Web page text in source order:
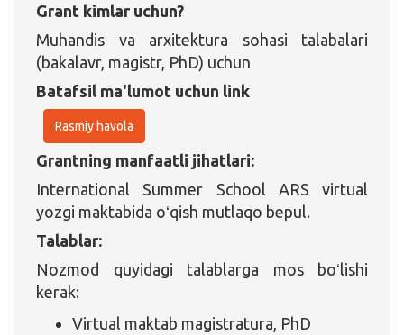
Grant kimlar uchun?
Muhandis va arxitektura sohasi talabalari
(bakalavr, magistr, PhD) uchun
Batafsil ma'lumot uchun link
Rasmiy havola
Grantning manfaatli jihatlari:
International Summer School ARS virtual
yozgi maktabida oʻqish mutlaqo bepul.
Talablar:
Nozmod quyidagi talablarga mos boʻlishi
kerak:
Virtual maktab magistratura, PhD